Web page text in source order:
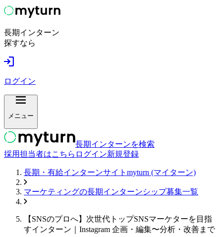
長期インターン
探すなら
ログイン
メニュー
長期インターンを検索
採用担当者はこちら ログイン新規登録
長期・有給インターンサイトmyturn (マイターン)
マーケティングの長期インターンシップ募集一覧
【SNSのプロへ】次世代トップSNSマーケターを目指
すインターン｜Instagram 企画・編集〜分析・改善まで